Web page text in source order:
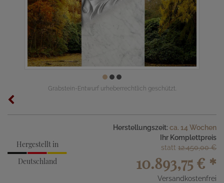
Grabstein-Entwurf urheberrechtlich geschützt.
Hergestellt in
Deutschland
Herstellungszeit: ca. 14 Wochen
Ihr Komplettpreis
statt 12.450,00 €
10.893,75 € *
Versandkostenfrei